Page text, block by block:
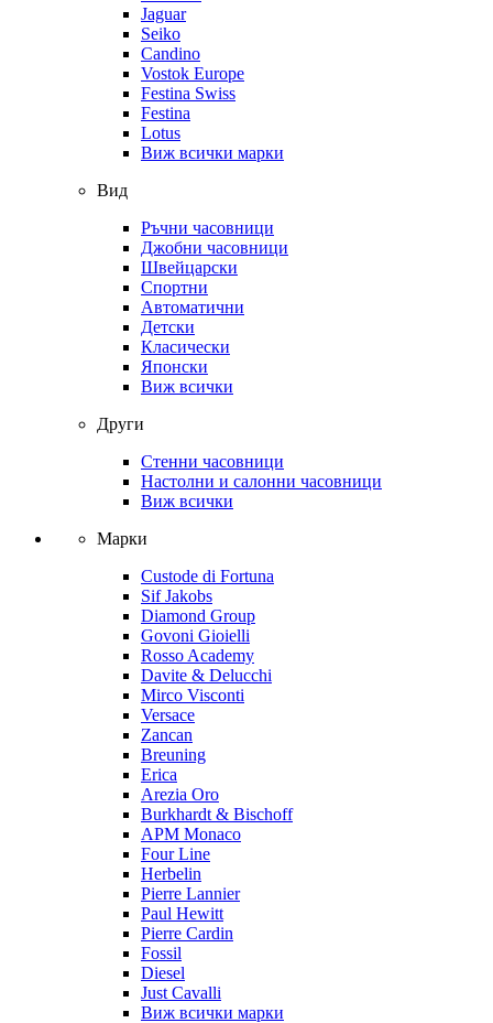
Jaguar
Seiko
Candino
Vostok Europe
Festina Swiss
Festina
Lotus
Виж всички марки
Вид
Ръчни часовници
Джобни часовници
Швейцарски
Спортни
Автоматични
Детски
Класически
Японски
Виж всички
Други
Стенни часовници
Настолни и салонни часовници
Виж всички
Марки
Custode di Fortuna
Sif Jakobs
Diamond Group
Govoni Gioielli
Rosso Academy
Davite & Delucchi
Mirco Visconti
Versace
Zancan
Breuning
Erica
Arezia Oro
Burkhardt & Bischoff
APM Monaco
Four Line
Herbelin
Pierre Lannier
Paul Hewitt
Pierre Cardin
Fossil
Diesel
Just Cavalli
Виж всички марки